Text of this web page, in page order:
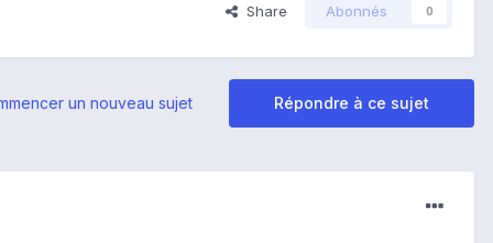
Share Abonnés 0
Répondre à ce sujet
un nouveau sujet